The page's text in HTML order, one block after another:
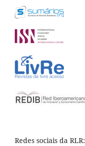
Redes sociais da RLR: